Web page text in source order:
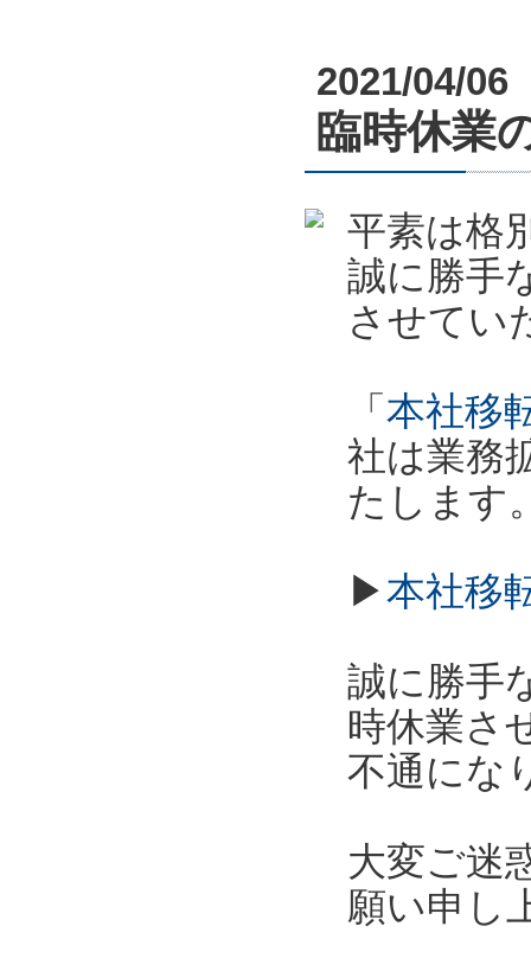
2021/04/06
臨時休業
平素は格
誠に勝手
させてい
「 本社移
社は業務
たします
▶本社移
誠に勝手
時休業さ
不通にな
大変ご迷
願い申し